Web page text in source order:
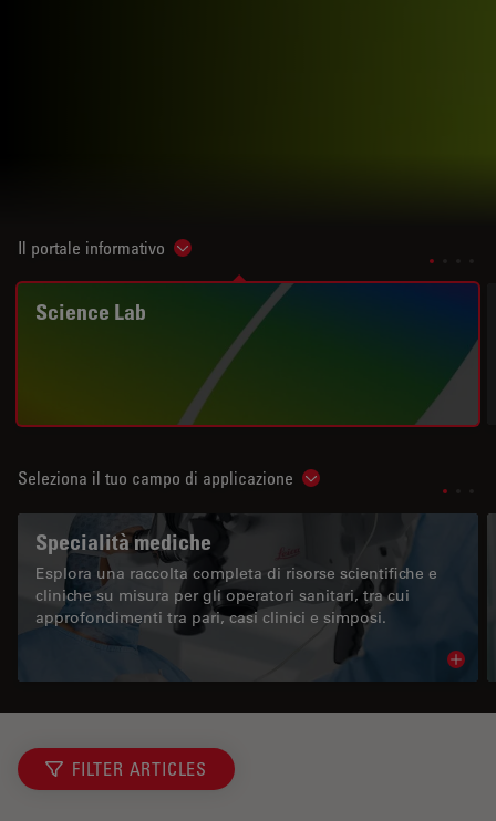
Il portale informativo Show subnavigation
Science Lab
Seleziona il tuo campo di applicazione Show subnavigation
Specialità mediche
Esplora una raccolta completa di risorse scientifiche e
cliniche su misura per gli operatori sanitari, tra cui
approfondimenti tra pari, casi clinici e simposi.
FILTER ARTICLES